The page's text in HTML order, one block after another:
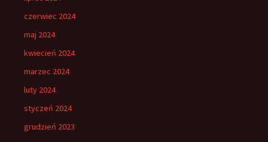
czerwiec 2024
maj 2024
kwiecień 2024
marzec 2024
luty 2024
styczeń 2024
grudzień 2023